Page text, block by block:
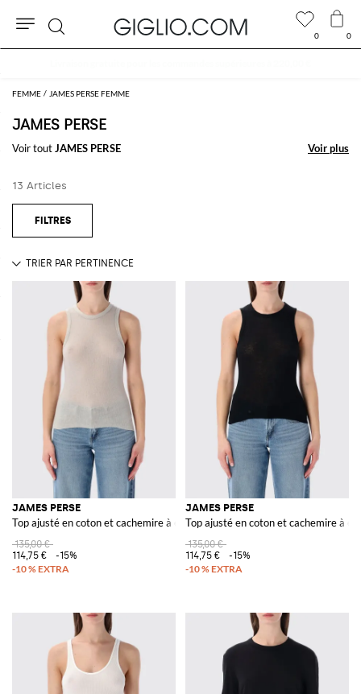
FEMME JAMES PERSE FEMME
JAMES PERSE
Voir toutJAMES PERSE Voir plus
Voir plus
13 Articles
JAMES PERSE
Top ajusté en coton et cachemire à épaules dénudées
135,00 €
114,75 €
-15%
JAMES PERSE
Top ajusté en coton et cachemire à
135,00 €
114,75 €
-15%
0 0
Rechercher